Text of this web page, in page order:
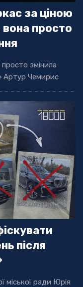
за ціною
просто
змінила
Артур Чемирис
після
міської ради Юрія